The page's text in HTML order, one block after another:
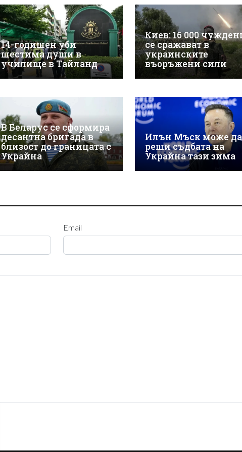
14-годишен уби
шестима души в
училище в Тайланд
Киев: 16 000
се сражават в
украинските
въоръжени сили
В Беларус се сформира
десантна бригада в
близост до границата с
Украйна
Илън Мъск може да
реши съдбата на
Украйна тази зима
Email